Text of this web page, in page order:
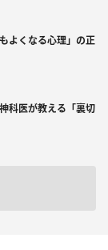
よくなる心理」の正
科医が教える「裏切